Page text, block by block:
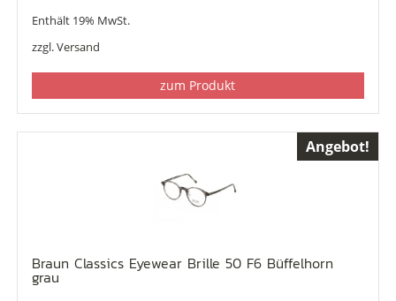
Preis
war:
Enthält 19% MwSt.
zzgl.Versand
zum Produkt
Angebot!
Braun Classics Eyewear Brille 50 F6 Büffelhorn
grau